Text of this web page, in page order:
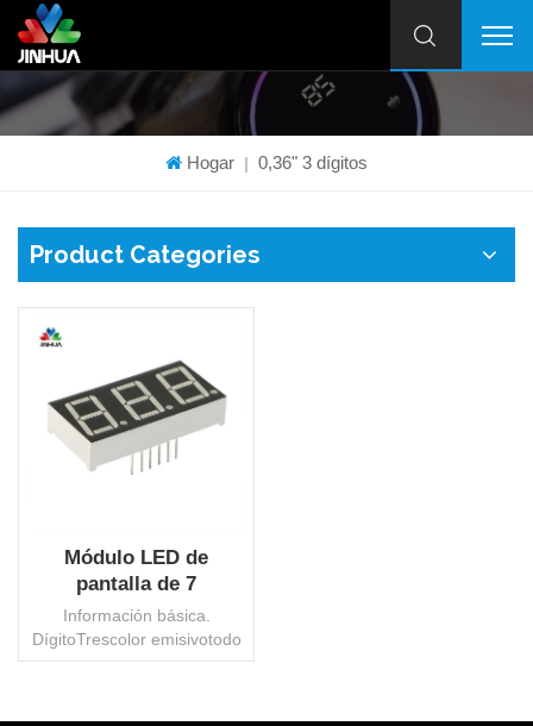
Hogar | 0,36" 3 dígitos
Product Categories
Módulo LED de
pantalla de 7
segmentos de 3
dígitos de 12 pines de
0,36 pulgadas
Información básica.
DígitoTrescolor emisivotodo
colorcircuito comúnCátodo